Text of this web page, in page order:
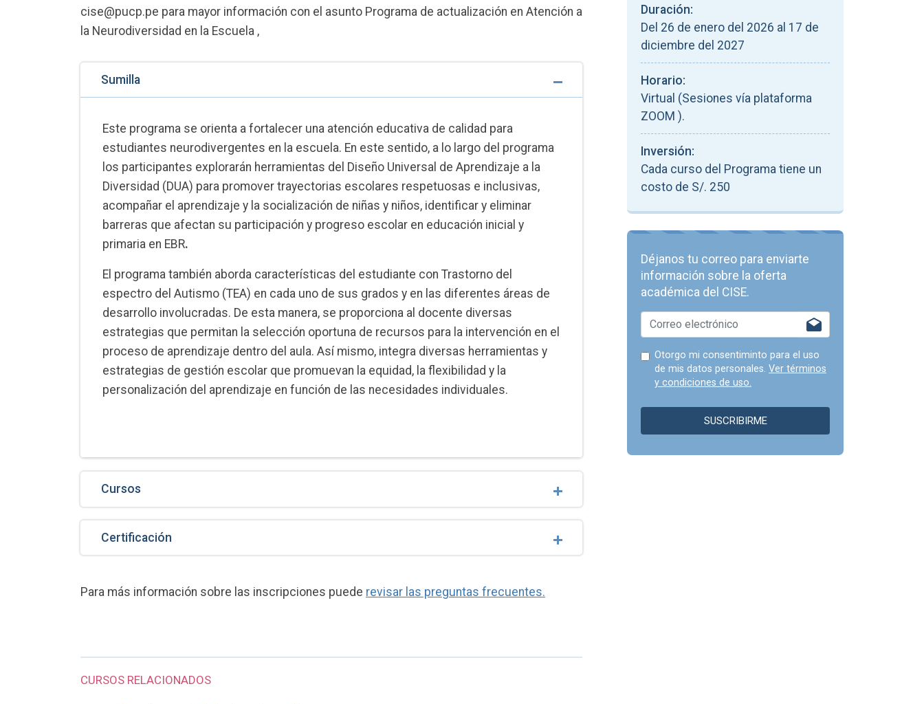
Duración:
Del 26 de enero del 2026 al 17 de
diciembre del 2027
Horario:
Virtual (Sesiones vía plataforma
ZOOM ).
Inversión:
Cada curso del Programa tiene un
costo de S/. 250
Déjanos tu correo para enviarte
información sobre la oferta
académica del CISE.
Otorgo mi consentiminto para el uso
de mis datos personales. Ver términos
y condiciones de uso.
SUSCRIBIRME
cise@pucp.pe para mayor información con el asunto Programa de actualización en Atención a
la Neurodiversidad en la Escuela ,
Sumilla
Este programa se orienta a fortalecer una atención educativa de calidad para
estudiantes neurodivergentes en la escuela. En este sentido, a lo largo del programa
los participantes explorarán herramientas del Diseño Universal de Aprendizaje a la
Diversidad (DUA) para promover trayectorias escolares respetuosas e inclusivas,
acompañar el aprendizaje y la socialización de niñas y niños, identificar y eliminar
barreras que afectan su participación y progreso escolar en educación inicial y
primaria en EBR.
El programa también aborda características del estudiante con Trastorno del
espectro del Autismo (TEA) en cada uno de sus grados y en las diferentes áreas de
desarrollo involucradas. De esta manera, se proporciona al docente diversas
estrategias que permitan la selección oportuna de recursos para la intervención en el
proceso de aprendizaje dentro del aula. Así mismo, integra diversas herramientas y
estrategias de gestión escolar que promuevan la equidad, la flexibilidad y la
personalización del aprendizaje en función de las necesidades individuales.
Cursos
Certificación
Para más información sobre las inscripciones puede revisar las preguntas frecuentes.
CURSOS RELACIONADOS